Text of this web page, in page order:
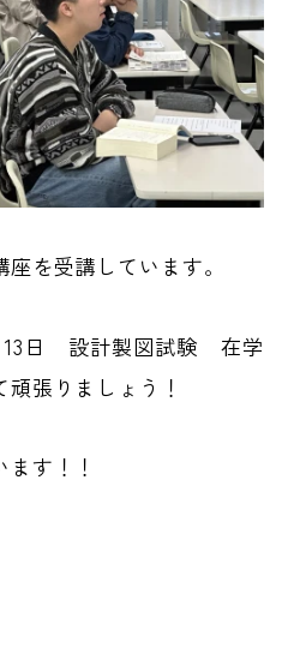
を受講しています。
日 設計製図試験 在学
張りましょう！
す！！